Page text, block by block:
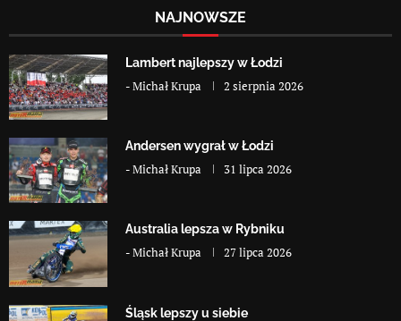
NAJNOWSZE
Lambert najlepszy w Łodzi
-Michał Krupa 2 sierpnia 2026
Andersen wygrał w Łodzi
-Michał Krupa 31 lipca 2026
Australia lepsza w Rybniku
-Michał Krupa 27 lipca 2026
Śląsk lepszy u siebie